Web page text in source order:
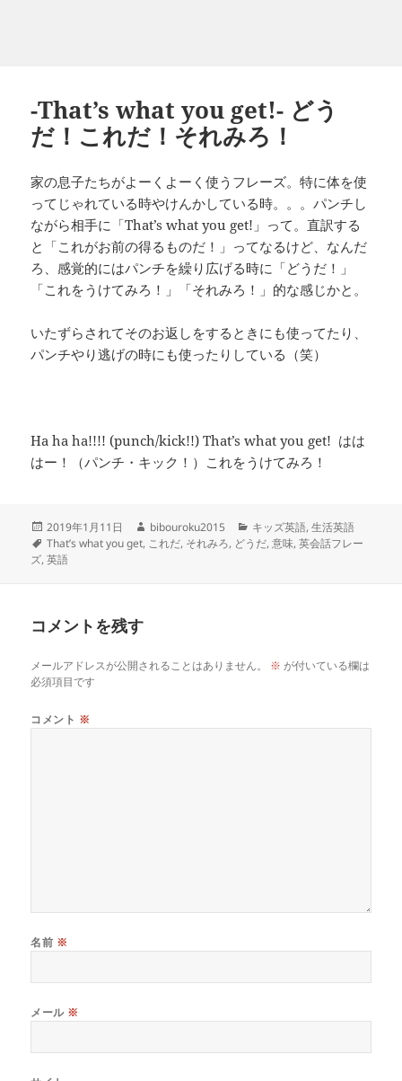
-That’s what you get!- どう
だ！これだ！それみろ！
家の息子たちがよーくよーく使うフレーズ。特に体を使
ってじゃれている時やけんかしている時。。。パンチし
ながら相手に「That’s what you get!」って。直訳する
と「これがお前の得るものだ！」ってなるけど、なんだ
ろ、感覚的にはパンチを繰り広げる時に「どうだ！」
「これをうけてみろ！」「それみろ！」的な感じかと。
いたずらされてそのお返しをするときにも使ってたり、
パンチやり逃げの時にも使ったりしている（笑）
Ha ha ha!!!! (punch/kick!!) That’s what you get! はは
はー！（パンチ・キック！）これをうけてみろ！
投
稿
日:
2019年1月11日
作
成
bibouroku2015
カ
テ
キッズ英語,生活英語
タ
グ
That’s what you get, これだ, それみろ, どうだ,意味,英会話フレー
ズ,英語
コメントを残す
メールアドレスが公開されることはありません。 ※ が付いている欄は
必須項目です
コメント ※
名前 ※
メール ※